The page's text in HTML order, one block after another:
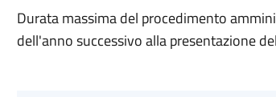
Durata massima del procedimento
dell'anno successivo alla presentazione